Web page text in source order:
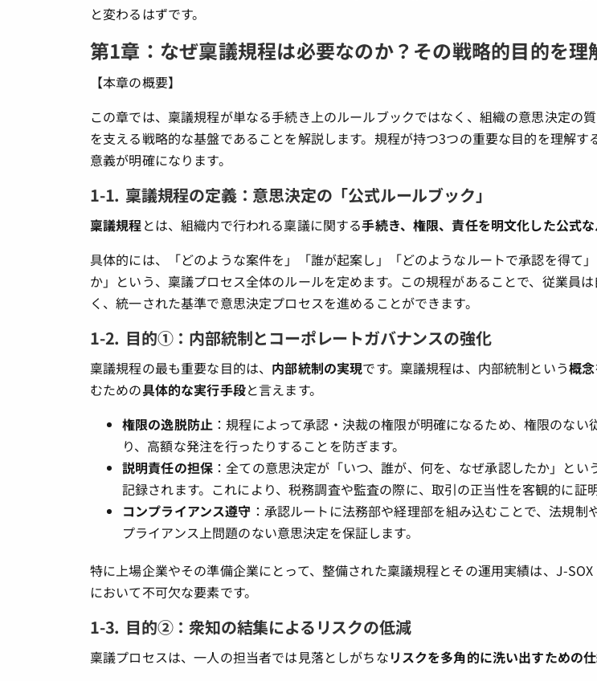
と変わるはずです。
第1章：なぜ稟議規程は必要なのか？その戦略的目的を理
【本章の概要】
この章では、稟議規程が単なる手続き上のルールブックではなく、組織の意思決定の
を支える戦略的な基盤であることを解説します。規程が持つ3つの重要な目的を理解す
意義が明確になります。
1-1. 稟議規程の定義：意思決定の「公式ルールブック」
稟議規程とは、組織内で行われる稟議に関する手続き、権限、責任を明文化した公式
具体的には、「どのような案件を」「誰が起案し」「どのようなルートで承認を得て
か」という、稟議プロセス全体のルールを定めます。この規程があることで、従業員
く、統一された基準で意思決定プロセスを進めることができます。
1-2. 目的①：内部統制とコーポレートガバナンスの強化
稟議規程の最も重要な目的は、 内部統制の実現です。稟議規程は、内部統制という概念
むための具体的な実行手段と言えます。
権限の逸脱防止 ：規程によって承認・決裁の権限が明確になるため、権限のな
り、高額な発注を行ったりすることを防ぎます。
説明責任の担保 ：全ての意思決定が「いつ、誰が、何を、なぜ承認したか」とい
記録されます。これにより、税務調査や監査の際に、取引の正当性を客観的に証明
コンプライアンス遵守 ：承認ルートに法務部や経理部を組み込むことで、法規制
プライアンス上問題のない意思決定を保証します。
特に上場企業やその準備企業にとって、整備された稟議規程とその運用実績は、J-
において不可欠な要素です。
1-3. 目的②：衆知の結集によるリスクの低減
稟議プロセスは、一人の担当者では見落としがちなリスクを多角的に洗い出すための